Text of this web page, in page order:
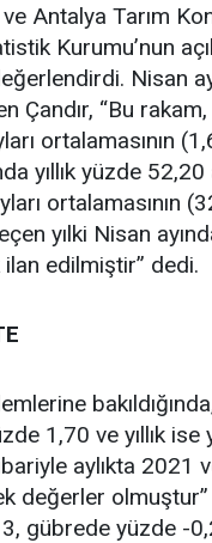
Antalya Tarım
Kurumu’nun
Nisan
Çandır, “Bu
ortalamasının
yıllık yüzde 52,20
yılki Nisan
edilmiştir” dedi.
1,70 ve yıllık
aylıkta 2021
değerler
gübrede yüzde -